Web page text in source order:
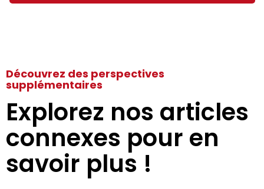
Découvrez des perspectives
supplémentaires
Explorez nos articles
connexes pour en
savoir plus !